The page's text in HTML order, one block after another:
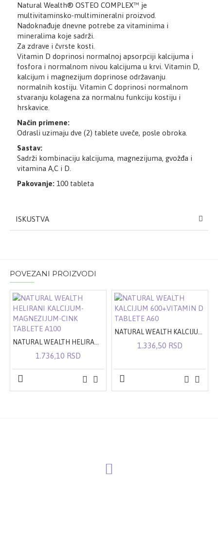
Natural Wealth® OSTEO COMPLEX™ je
multivitaminsko-multimineralni proizvod.
Nadoknađuje dnevne potrebe za vitaminima i
mineralima koje sadrži.
Za zdrave i čvrste kosti.
Vitamin D doprinosi normalnoj apsorpciji kalcijuma i
fosfora i normalnom nivou kalcijuma u krvi. Vitamin D,
kalcijum i magnezijum doprinose održavanju
normalnih kostiju. Vitamin C doprinosi normalnom
stvaranju kolagena za normalnu funkciju kostiju i
hrskavice.
Način primene:
Odrasli uzimaju dve (2) tablete uveče, posle obroka.
Sastav:
Sadrži kombinaciju kalcijuma, magnezijuma, gvožđa i
vitamina A,C i D.
Pakovanje: 100 tableta
ISKUSTVA
POVEZANI PROIZVODI
NATURAL WEALTH HELIRANI KALCIJUM-MAGNEZIJUM-CINK TABLETE A100
1.736,10 RSD
NATURAL WEALTH KALCIJUM 600+VITAMIN D TABLETE A60
1.336,50 RSD